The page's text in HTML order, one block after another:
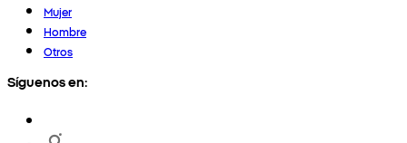
Mujer
Hombre
Otros
Síguenos en: